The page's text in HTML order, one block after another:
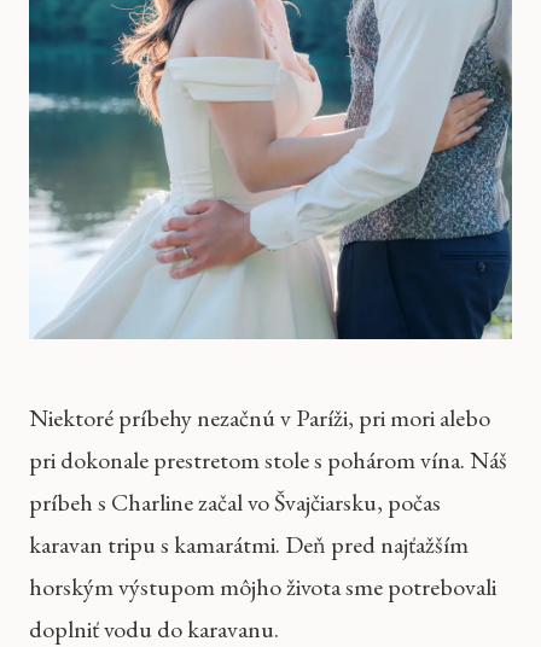
Niektoré príbehy nezačnú v Paríži, pri mori alebo
pri dokonale prestretom stole s pohárom vína. Náš
príbeh s Charline začal vo Švajčiarsku, počas
karavan tripu s kamarátmi. Deň pred najťažším
horským výstupom môjho života sme potrebovali
doplniť vodu do karavanu.